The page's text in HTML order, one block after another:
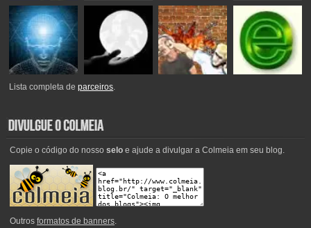
Lista completa deparceiros.
Copie o código do nosso seloe ajude a divulgar a Colmeia em seu blog.
Outros formatos de banners.